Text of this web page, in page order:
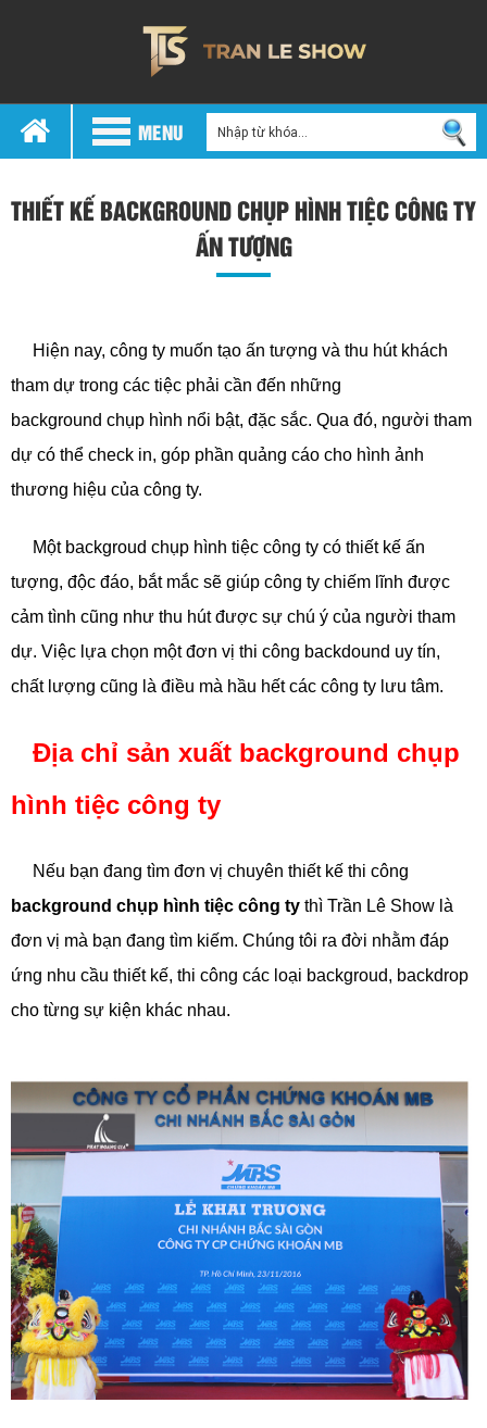
MENU
THIẾT KẾ BACKGROUND CHỤP HÌNH TIỆC CÔNG TY
ẤN TƯỢNG
Hiện nay, công ty muốn tạo ấn tượng và thu hút khách
tham dự trong các tiệc phải cần đến những
background chụp hình nổi bật, đặc sắc. Qua đó, người tham
dự có thể check in, góp phần quảng cáo cho hình ảnh
thương hiệu của công ty.
Một backgroud chụp hình tiệc công ty có thiết kế ấn
tượng, độc đáo, bắt mắc sẽ giúp công ty chiếm lĩnh được
cảm tình cũng như thu hút được sự chú ý của người tham
dự. Việc lựa chọn một đơn vị thi công backdound uy tín,
chất lượng cũng là điều mà hầu hết các công ty lưu tâm.
Địa chỉ sản xuất background chụp
hình tiệc công ty
Nếu bạn đang tìm đơn vị chuyên thiết kế thi công
background chụp hình tiệc công ty thì Trần Lê Show là
đơn vị mà bạn đang tìm kiếm. Chúng tôi ra đời nhằm đáp
ứng nhu cầu thiết kế, thi công các loại backgroud, backdrop
cho từng sự kiện khác nhau.